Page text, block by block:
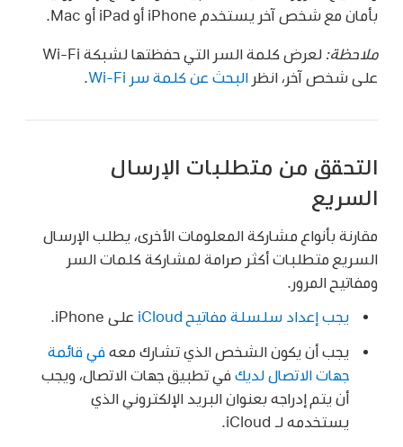
بأمان مع شخص آخر يستخدم iPhone أو iPad أو Mac.
ملاحظة:
لعرض كلمة السر التي حفظتها لشبكة Wi-Fi
على شخص آخر، انظر البحث عن كلمة سر Wi-Fi
التحقق من متطلبات الإرسال
السريع
مقارنة بأنواع مشاركة المعلومات الأخرى، يطلب الإرسال
السريع متطلبات أكثر صرامة لمشاركة كلمات السر
ومفاتيح المرور.
يجب إعداد سلسلة مفاتيح iCloud على iPhone.
يجب أن يكون الشخص الذي تشارك معهفي قائمة
جهات الاتصال لديك في تطبيق جهات الاتصال، ويجب
أن يتم إدراجه بعنوان البريد الإلكتروني الذي
يستخدمه لـ iCloud.